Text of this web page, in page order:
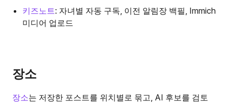
키즈노트: 자녀별 자동 구독, 이전 알림장 백필, Immich
미디어 업로드
장소
장소는 저장한 포스트를 위치별로 묶고, AI 후보를 검토